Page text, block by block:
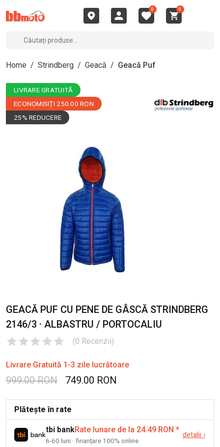
0 0
Home / Strindberg / Geacă / Geacă Puf
LIVRARE GRATUITĂ
ECONOMISIȚI 250.00 RON
25% REDUCERE
GEACĂ PUF CU PENE DE GÂSCĂ STRINDBERG
2146/3 · ALBASTRU / PORTOCALIU
(0 Recenzii)
Livrare Gratuită 1-3 zile lucrătoare
999.00 RON 749.00 RON
Plătește în rate
tbi bankRate lunare de la 24.49 RON *
6-60 luni · finanțare 100% online
detalii ›